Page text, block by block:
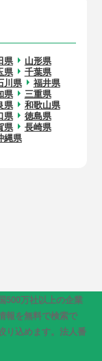
県
山形県
県
千葉県
川県
福井県
県
三重県
県
和歌山県
県
徳島県
県
長崎県
縄県
500万社以上の企業
報を無料で検索で
り込めます。法人番